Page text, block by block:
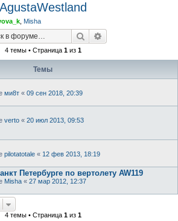
AgustaWestland
Misha
Поиск
4 темы • Страница 1из 1
Темы
ми8т « 09 сен 2018, 20:39
verto « 20 июл 2013, 09:53
pilotatotale « 12 фев 2013, 18:19
Петербурге по вертолету AW119
Misha « 27 мар 2012, 12:37
4 темы • Страница 1из 1